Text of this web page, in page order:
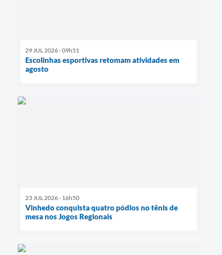
29 JUL 2026 - 09h51
Escolinhas esportivas retomam atividades em
agosto
23 JUL 2026 - 16h50
Vinhedo conquista quatro pódios no tênis de
mesa nos Jogos Regionais